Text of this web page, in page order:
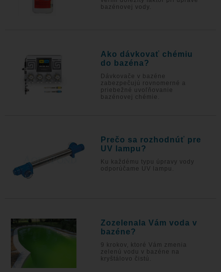
bazénovej vody.
Ako dávkovať chémiu
do bazéna?
Dávkovače v bazéne
zabezpečujú rovnomerné a
priebežné uvoľňovanie
bazénovej chémie.
Prečo sa rozhodnúť pre
UV lampu?
Ku každému typu úpravy vody
odporúčame UV lampu.
Zozelenala Vám voda v
bazéne?
9 krokov, ktoré Vám zmenia
zelenú vodu v bazéne na
kryštálovo čistú.